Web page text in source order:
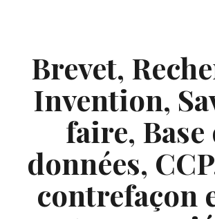
Brevet,
Invention,
faire, Base
données,
contrefaçon